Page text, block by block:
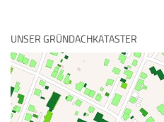
UNSER GRÜNDACHKATASTER